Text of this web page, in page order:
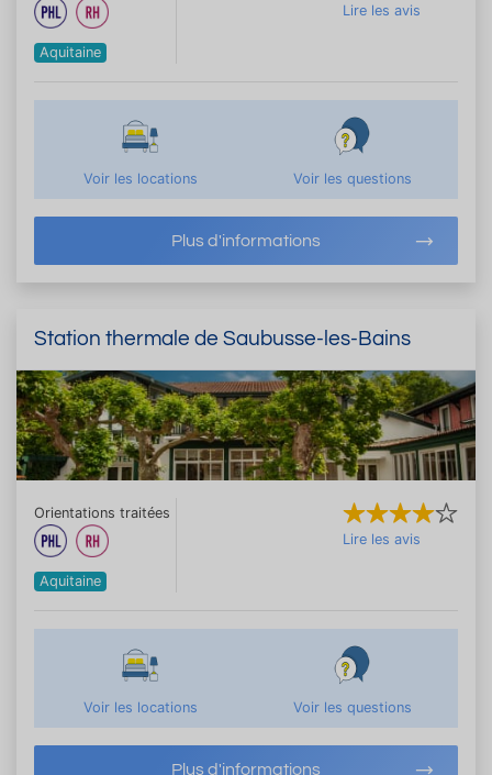
Aquitaine
Lire les avis
Voir les locations Voir les questions
Plus d'informations
Station thermale de Saubusse-les-Bains
Orientations traitées
Aquitaine
Lire les avis
Voir les locations Voir les questions
Plus d'informations